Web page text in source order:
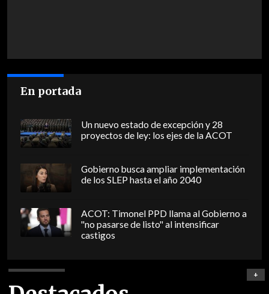
En portada
Un nuevo estado de excepción y 28
proyectos de ley: los ejes de la ACOT
Gobierno busca ampliar implementación
de los SLEP hasta el año 2040
ACOT: Timonel PPD llama al Gobierno a
"no pasarse de listo" al intensificar
castigos
+